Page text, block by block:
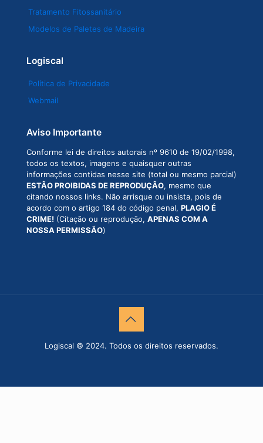
Tratamento Fitossanitário
Modelos de Paletes de Madeira
Logiscal
Política de Privacidade
Webmail
Aviso Importante
Conforme lei de direitos autorais nº 9610 de 19/02/1998,
todos os textos, imagens e quaisquer outras
informações contidas nesse site (total ou mesmo parcial)
ESTÃO PROIBIDAS DE REPRODUÇÃO, mesmo que
citando nossos links. Não arrisque ou insista, pois de
acordo com o artigo 184 do código penal, PLAGIO É
CRIME! (Citação ou reprodução, APENAS COM A
NOSSA PERMISSÃO)
Logiscal © 2024. Todos os direitos reservados.